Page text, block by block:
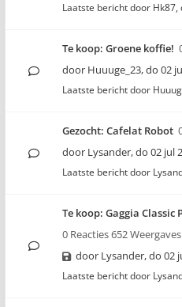
Laatste bericht door Hk87,
Te koop: Groene koffie!
door Huuuge_23,do 02
Laatste bericht door
Gezocht: Cafelat Robot
door Lysander,do 02 jul
Laatste bericht door
Te koop: Gaggia Classic
0 Reacties 652 Weergaves
door Lysander,do 02
Laatste bericht door